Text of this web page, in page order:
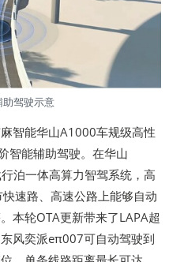
驾驶示意
智能华山A1000车规级高性
智能辅助驾驶。在华山
泊一体高算力智驾系统，高
速路、高速公路上能够自动
本轮OTA更新带来了LAPA超
风奕派eπ007可自动驾驶到